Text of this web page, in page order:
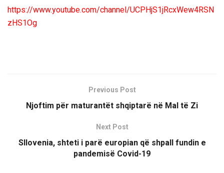
https://www.youtube.com/channel/UCPHjS1jRcxWew4RSN
zHS1Og
Previous Post
Njoftim për maturantët shqiptarë në Mal të Zi
Next Post
Sllovenia, shteti i parë europian që shpall fundin e
pandemisë Covid-19